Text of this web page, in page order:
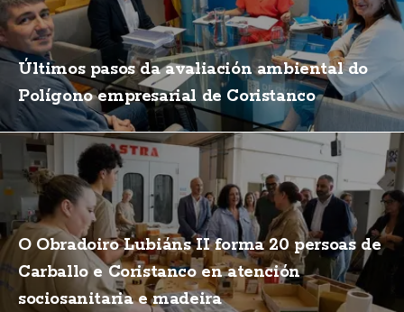
Últimos pasos da avaliación ambiental do
Polígono empresarial de Coristanco
O Obradoiro Lubiáns II forma 20 persoas de
Carballo e Coristanco en atención
sociosanitaria e madeira